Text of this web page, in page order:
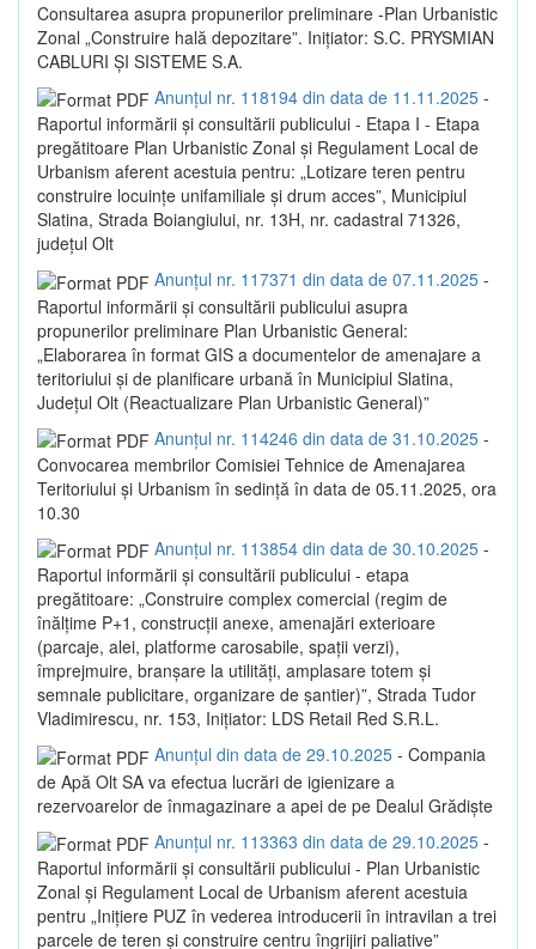
Consultarea asupra propunerilor preliminare -Plan Urbanistic
Zonal „Construire hală depozitare”. Inițiator: S.C. PRYSMIAN
CABLURI ȘI SISTEME S.A.
Anunțul nr. 118194 din data de 11.11.2025 -
Raportul informării și consultării publicului - Etapa I - Etapa
pregătitoare Plan Urbanistic Zonal și Regulament Local de
Urbanism aferent acestuia pentru: „Lotizare teren pentru
construire locuințe unifamiliale și drum acces”, Municipiul
Slatina, Strada Boiangiului, nr. 13H, nr. cadastral 71326,
județul Olt
Anunțul nr. 117371 din data de 07.11.2025 -
Raportul informării și consultării publicului asupra
propunerilor preliminare Plan Urbanistic General:
„Elaborarea în format GIS a documentelor de amenajare a
teritoriului și de planificare urbană în Municipiul Slatina,
Județul Olt (Reactualizare Plan Urbanistic General)”
Anunțul nr. 114246 din data de 31.10.2025 -
Convocarea membrilor Comisiei Tehnice de Amenajarea
Teritoriului și Urbanism în sedință în data de 05.11.2025, ora
10.30
Anunțul nr. 113854 din data de 30.10.2025 -
Raportul informării și consultării publicului - etapa
pregătitoare: „Construire complex comercial (regim de
înălțime P+1, construcții anexe, amenajări exterioare
(parcaje, alei, platforme carosabile, spații verzi),
împrejmuire, branșare la utilități, amplasare totem și
semnale publicitare, organizare de șantier)”, Strada Tudor
Vladimirescu, nr. 153, Inițiator: LDS Retail Red S.R.L.
Anunțul din data de 29.10.2025 - Compania
de Apă Olt SA va efectua lucrări de igienizare a
rezervoarelor de înmagazinare a apei de pe Dealul Grădiște
Anunțul nr. 113363 din data de 29.10.2025 -
Raportul informării și consultării publicului - Plan Urbanistic
Zonal și Regulament Local de Urbanism aferent acestuia
pentru „Inițiere PUZ în vederea introducerii în intravilan a trei
parcele de teren și construire centru îngrijiri paliative”